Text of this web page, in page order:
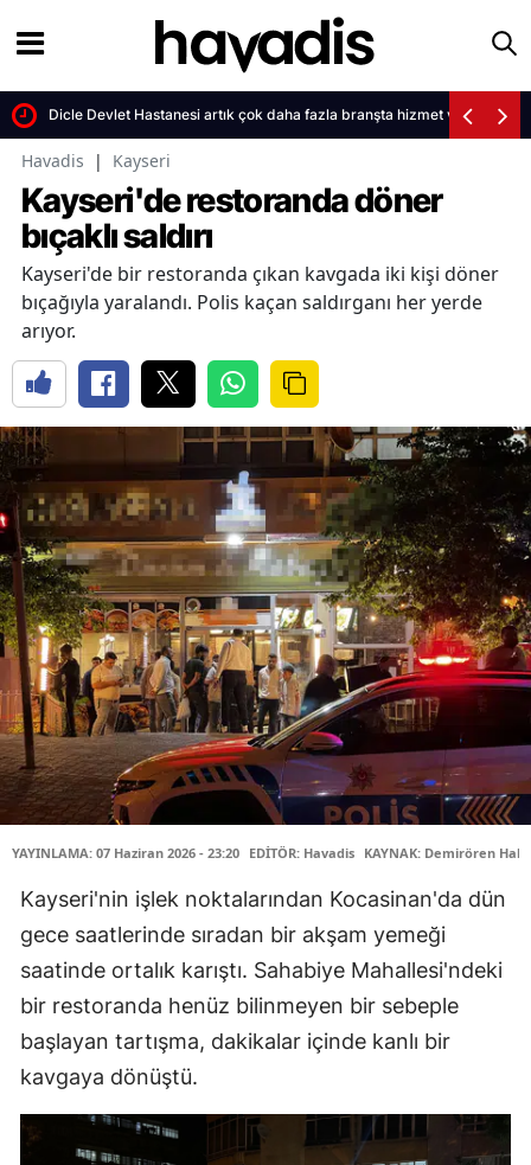
Dicle Devlet Hastanesi artık çok daha fazla branşta hizmet verecek
Havadis | Kayseri
Kayseri'de restoranda döner
bıçaklı saldırı
Kayseri'de bir restoranda çıkan kavgada iki kişi döner
bıçağıyla yaralandı. Polis kaçan saldırganı her yerde
arıyor.
YAYINLAMA: 07 Haziran 2026 - 23:20 EDİTÖR: Havadis KAYNAK: Demirören
Kayseri'nin işlek noktalarından Kocasinan'da dün
gece saatlerinde sıradan bir akşam yemeği
saatinde ortalık karıştı. Sahabiye Mahallesi'ndeki
bir restoranda henüz bilinmeyen bir sebeple
başlayan tartışma, dakikalar içinde kanlı bir
kavgaya dönüştü.